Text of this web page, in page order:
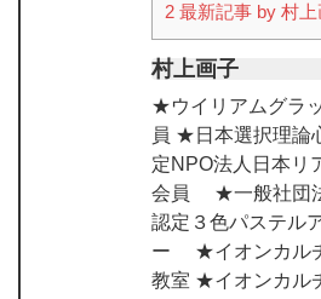
2 最新記事 by 村
村上画子
★ウイリアムグラ
員 ★日本選択理論
定NPO法人日本リ
会員 ★一般社団
認定３色パステル
ー ★イオンカル
教室 ★イオンカル